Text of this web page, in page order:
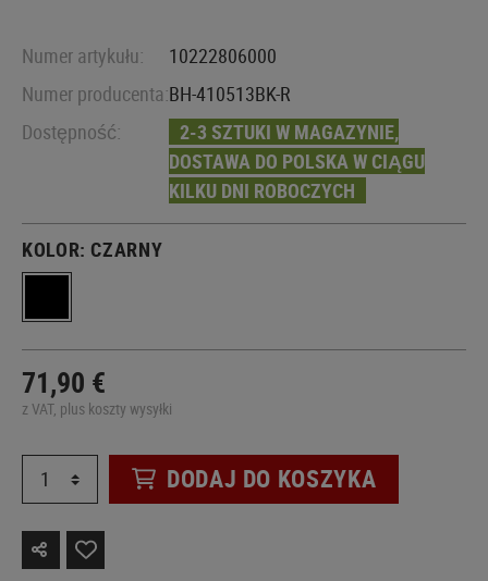
Numer artykułu:
10222806000
Numer producenta:BH-410513BK-R
Dostępność:
2-3 SZTUKI W MAGAZYNIE,
DOSTAWA DO POLSKA W CIĄGU
KILKU DNI ROBOCZYCH
KOLOR: CZARNY
71,90 €
z VAT, plus koszty wysyłki
DODAJ DO KOSZYKA